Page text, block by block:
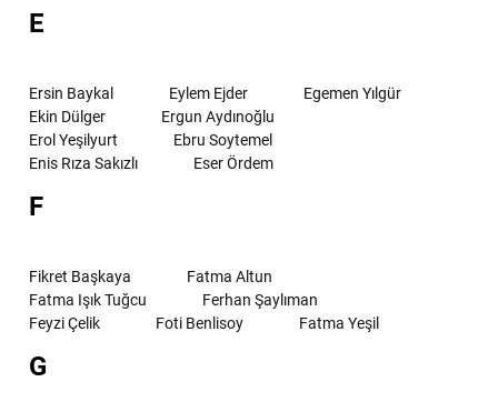
E
Ersin Baykal Eylem Ejder
Egemen Yılgür
Ekin Dülger
Ergun Aydınoğlu
Erol Yeşilyurt
Ebru Soytemel
Enis Rıza Sakızlı
Eser Ördem
F
Fikret Başkaya
Fatma Altun
Fatma Işık Tuğcu
Ferhan Şaylıman
Feyzi Çelik
Foti Benlisoy Fatma Yeşil
G